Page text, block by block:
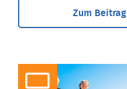
Zum Beitrag